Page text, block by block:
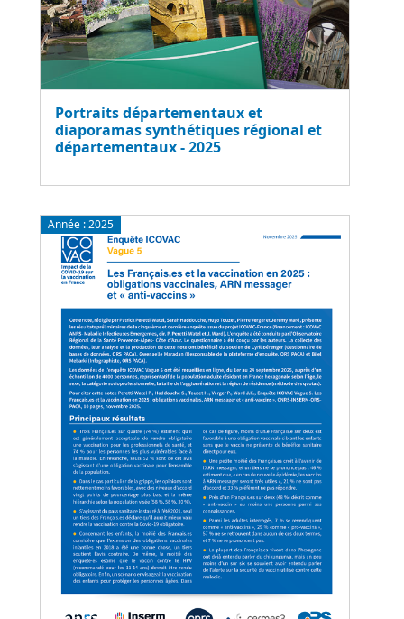
Portraits départementaux et
diaporamas synthétiques régional et
départementaux - 2025
Année :2025